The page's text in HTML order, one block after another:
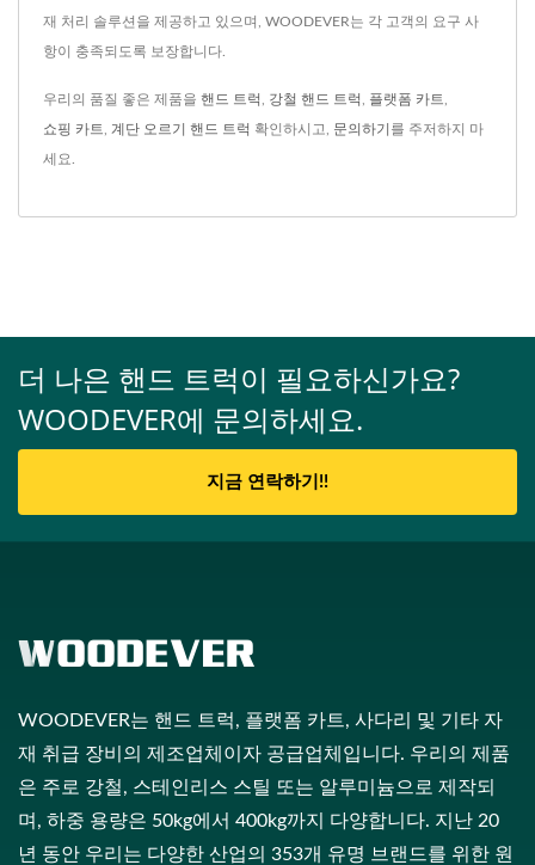
재 처리 솔루션을 제공하고 있으며, WOODEVER는 각 고객의 요구 사
항이 충족되도록 보장합니다.
우리의 품질 좋은 제품을 핸드 트럭 강철 핸드 트럭 플랫폼 카트
쇼핑 카트 계단 오르기 핸드 트럭 확인하시고, 문의하기 를 주저하지 마
세요.
더 나은 핸드 트럭이 필요하신가요?
WOODEVER에 문의하세요.
지금 연락하기!!
WOODEVER는 핸드 트럭, 플랫폼 카트, 사다리 및 기타 자
재 취급 장비의 제조업체이자 공급업체입니다. 우리의 제품
은 주로 강철, 스테인리스 스틸 또는 알루미늄으로 제작되
며, 하중 용량은 50kg에서 400kg까지 다양합니다. 지난 20
년 동안 우리는 다양한 산업의 353개 유명 브랜드를 위한 원